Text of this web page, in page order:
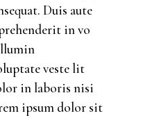
Duis aute
in vo
veste lit
in laboris nisi
ipsum dolor sit